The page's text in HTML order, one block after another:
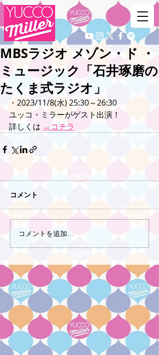
MBSラジオ メゾン・ド ・
ミュージック「石井琢磨の
たくま式ラジオ」
・2023/11/8(水) 25:30～26:30
ユッコ・ミラーがゲスト出演！
詳しくは →コチラ
コメント
コメントを追加…